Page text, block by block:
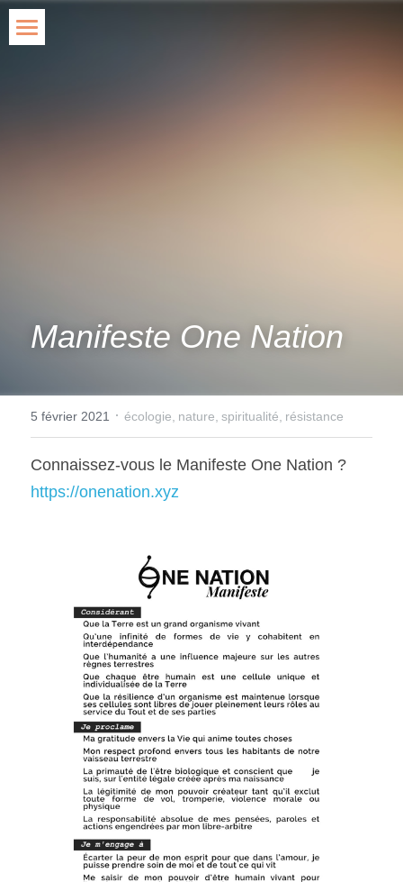
Manifeste One Nation
5 février 2021 · écologie, nature, spiritualité, résistance
Connaissez-vous le Manifeste One Nation ?
https://onenation.xyz